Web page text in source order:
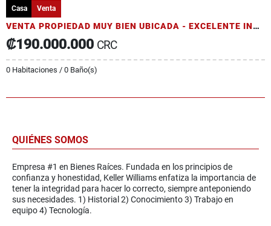
Casa Venta
VENTA PROPIEDAD MUY BIEN UBICADA - EXCELENTE INVERSIÓN A SU ALCANCE
₡190.000.000 CRC
0 Habitaciones / 0 Baño(s)
QUIÉNES SOMOS
Empresa #1 en Bienes Raíces. Fundada en los principios de
confianza y honestidad, Keller Williams enfatiza la importancia de
tener la integridad para hacer lo correcto, siempre anteponiendo
sus necesidades. 1) Historial 2) Conocimiento 3) Trabajo en
equipo 4) Tecnología.